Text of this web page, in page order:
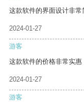
这款软件的界面设计非常
2024-01-27
游客
这款软件的价格非常实惠
2024-01-27
游客